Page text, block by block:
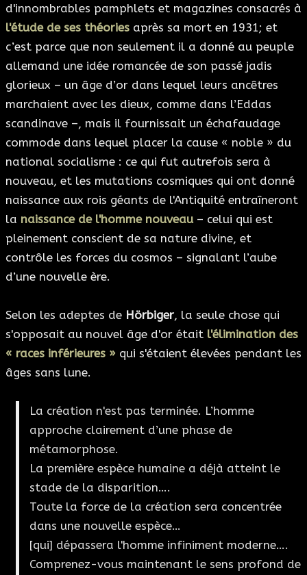
d'innombrables pamphlets et magazines consacrés à
l'étude de ses théories après sa mort en 1931; et
c’est parce que non seulement il a donné au peuple
allemand une idée romancée de son passé jadis
glorieux – un âge d’or dans lequel leurs ancêtres
marchaient avec les dieux, comme dans l’Eddas
scandinave –, mais il fournissait un échafaudage
commode dans lequel placer la cause « noble » du
national socialisme : ce qui fut autrefois sera à
nouveau, et les mutations cosmiques qui ont donné
naissance aux rois géants de l'Antiquité entraîneront
la naissance de l'homme nouveau– celui qui est
pleinement conscient de sa nature divine, et
contrôle les forces du cosmos – signalant l’aube
d’une nouvelle ère.
Selon les adeptes de Hörbiger, la seule chose qui
s'opposait au nouvel âge d'or était l'élimination des
« races inférieures » qui s'étaient élevées pendant les
âges sans lune.
La création n'est pas terminée. L’homme
approche clairement d’une phase de
métamorphose.
La première espèce humaine a déjà atteint le
stade de la disparition….
Toute la force de la création sera concentrée
dans une nouvelle espèce…
[qui] dépassera l'homme infiniment moderne….
Comprenez-vous maintenant le sens profond de